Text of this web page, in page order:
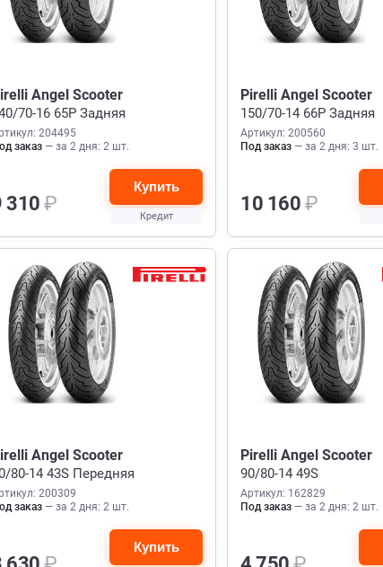
Angel Scooter
70-16 65P Задняя
204495
заказ — за 2 дня: 2 шт.
310₽
Купить
Кредит
Pirelli Angel Scooter
150/70-14 66P Задняя
Артикул: 200560
Под заказ — за 2 дня: 3 шт.
10 160 ₽
Angel Scooter
80-14 43S Передняя
200309
заказ — за 2 дня: 2 шт.
Купить
Pirelli Angel Scooter
90/80-14 49S
Артикул: 162829
Под заказ — за 2 дня: 2 шт.